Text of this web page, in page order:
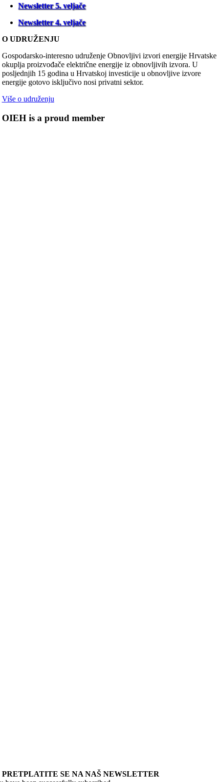
Newsletter 5. veljače
Newsletter 4. veljače
O UDRUŽENJU
Gospodarsko-interesno udruženje Obnovljivi izvori energije Hrvatske
okuplja proizvođače električne energije iz obnovljivih izvora. U
posljednjih 15 godina u Hrvatskoj investicije u obnovljive izvore
energije gotovo isključivo nosi privatni sektor.
Više o udruženju
OIEH is a proud member
PRETPLATITE SE NA NAŠ NEWSLETTER